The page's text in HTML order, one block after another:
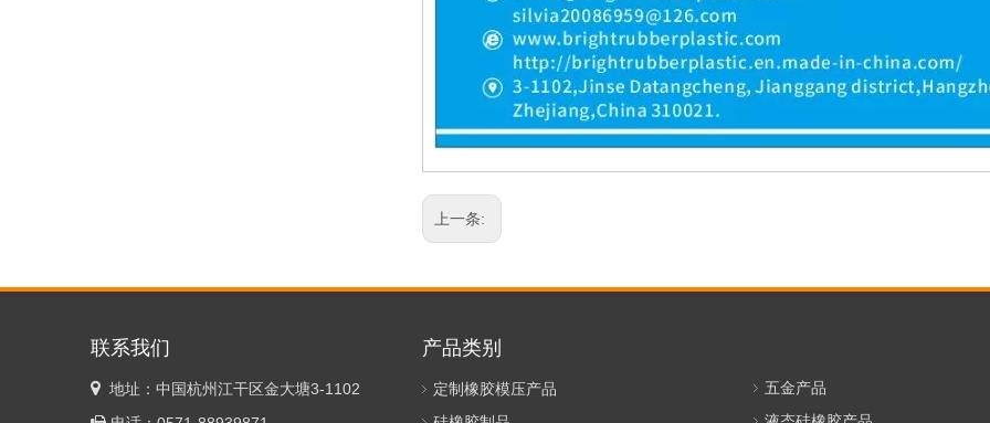
上一条:
联系我们
 地址：中国杭州江干区金大塘3-1102
产品类别
定制橡胶模压产品
五金产品